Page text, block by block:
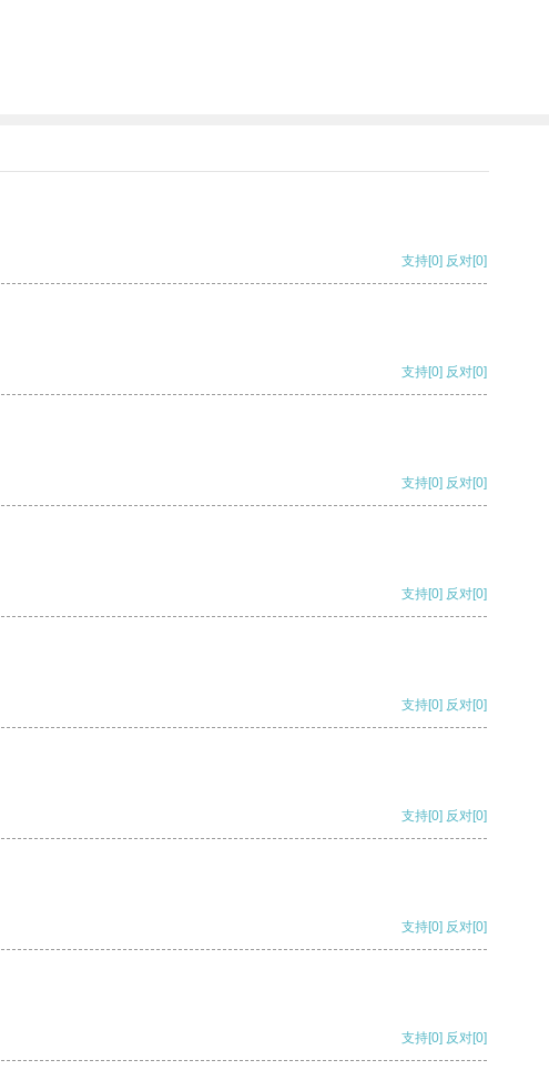
支持[0] 反对[0]
支持[0] 反对[0]
支持[0] 反对[0]
支持[0] 反对[0]
支持[0] 反对[0]
支持[0] 反对[0]
支持[0] 反对[0]
支持[0] 反对[0]